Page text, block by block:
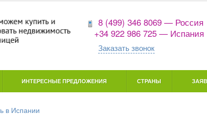
8 (499) 346 8069 — Россия
+34 922 986 725 — Испания
Заказать звонок
ИНТЕРЕСНЫЕ ПРЕДЛОЖЕНИЯ СТРАНЫ
в Испании